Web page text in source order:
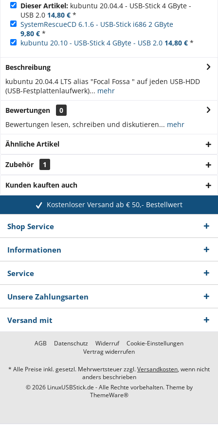
Dieser Artikel: kubuntu 20.04.4 - USB-Stick 4 GByte -
USB 2.0 14,80 € *
SystemRescueCD 6.1.6 - USB-Stick i686 2 GByte
9,80 € *
kubuntu 20.10 - USB-Stick 4 GByte - USB 2.0 14,80 € *
Beschreibung
kubuntu 20.04.4 LTS alias "Focal Fossa " auf jeden USB-HDD
(USB-Festplattenlaufwerk)... mehr
Bewertungen
0
Bewertungen lesen, schreiben und diskutieren... mehr
Ähnliche Artikel
Zubehör 1
Kunden kauften auch
Kostenloser Versand ab € 50,- Bestellwert
Shop Service
Informationen
Service
Unsere Zahlungsarten
Versand mit
AGB Datenschutz Widerruf
Cookie-Einstellungen
Vertrag widerrufen
* Alle Preise inkl. gesetzl. Mehrwertsteuer zzgl.Versandkosten, wenn nicht
anders beschrieben
© 2026 LinuxUSBStick.de - Alle Rechte vorbehalten. Theme by
ThemeWare®